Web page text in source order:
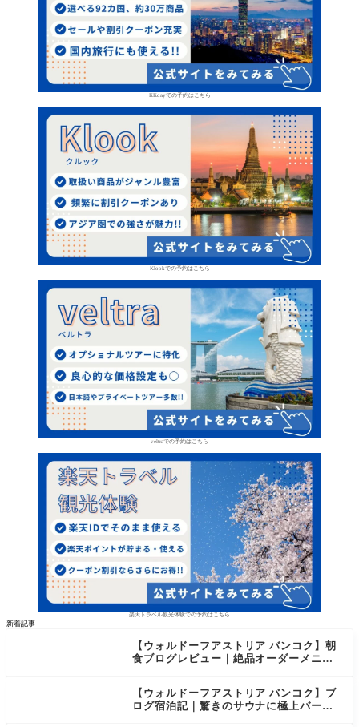
KKdayでの予約はこちら
Klookでの予約はこちら
veltraでの予約はこちら
楽天トラベル観光体験での予約はこちら
新着記事
【ウォルドーフアストリア バンコク】朝
食ブログレビュー｜絶品オーダーメニュ
【ウォルドーフアストリア バンコク】ブ
ログ宿泊記｜驚きのサウナに極上バー＆